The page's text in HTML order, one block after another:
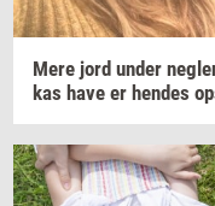
Mere jord under
kas have er hen­des